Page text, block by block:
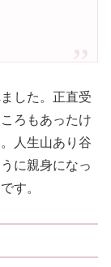
した。正直受
ろもあったけ
人生山あり谷
に親身になっ
す。